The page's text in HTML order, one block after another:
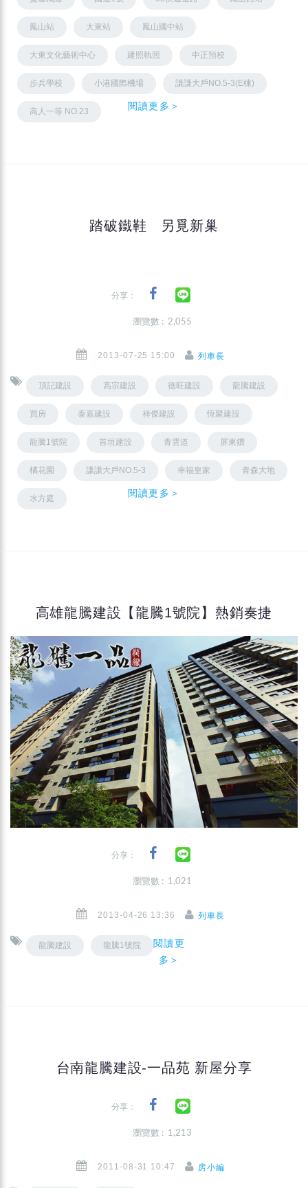
鳳山站 大東站 鳳山國中站
大東文化藝術中心 建照執照 中正預校
步兵學校 小港國際機場 謙謙大戶NO.5-3(E棟)
高人一等 NO.23 閱讀更多＞
踏破鐵鞋 另覓新巢
分享：
瀏覽數 : 2,055
2013-07-25 15:00 列車長
頂記建設 高宗建設 德旺建設 龍騰建設
買房 泰嘉建設 祥傑建設 恆聚建設
龍騰1號院 首垣建設 青雲道 屏東鑽
橘花園 謙謙大戶NO.5-3 幸福皇家 青森大地
水方庭 閱讀更多＞
高雄龍騰建設【龍騰1號院】熱銷奏捷
分享：
瀏覽數 : 1,021
2013-04-26 13:36 列車長
龍騰建設 龍騰1號院
閱讀更
多＞
台南龍騰建設-一品苑 新屋分享
分享：
瀏覽數 : 1,213
2011-08-31 10:47 房小編